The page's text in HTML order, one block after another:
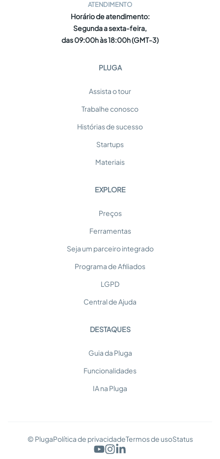
ATENDIMENTO
Horário de atendimento:
Segunda a sexta-feira,
das 09:00h às 18:00h (GMT-3)
PLUGA
Assista o tour
Trabalhe conosco
Histórias de sucesso
Startups
Materiais
EXPLORE
Preços
Ferramentas
Seja um parceiro integrado
Programa de Afiliados
LGPD
Central de Ajuda
DESTAQUES
Guia da Pluga
Funcionalidades
IA na Pluga
© PlugaPolítica de privacidadeTermos de usoStatus